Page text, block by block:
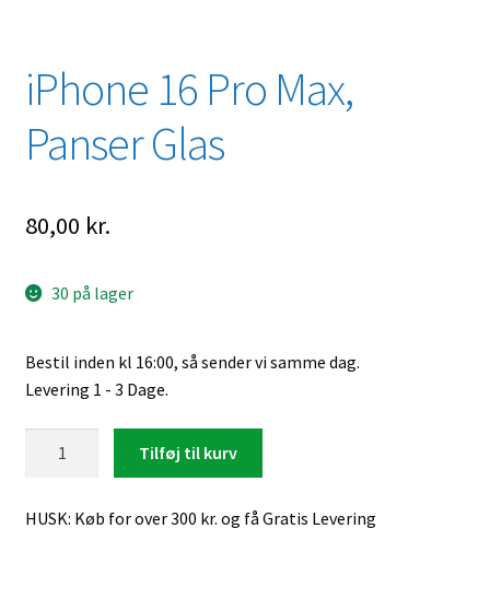
iPhone 16 Pro Max,
Panser Glas
80,00 kr.
30 på lager
Bestil inden kl 16:00, så sender vi samme dag.
Levering 1 - 3 Dage.
Max,
Tilføj til kurv
HUSK: Køb for over 300 kr. og få Gratis Levering